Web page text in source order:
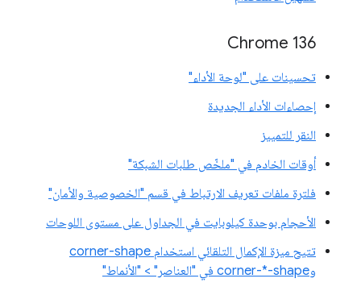
Chrome 136
تحسينات على "لوحة الأداء"
إحصاءات الأداء الجديدة
النقر للتمييز
أوقات الخادم في "ملخّص طلبات الشبكة"
فلترة ملفات تعريف الارتباط في قسم "الخصوصية والأمان"
الأحجام بوحدة كيلوبايت في الجداول على مستوى اللوحات
تتيح ميزة الإكمال التلقائي استخدام corner-shape
وcorner-*-shape في "العناصر" > "الأنماط"